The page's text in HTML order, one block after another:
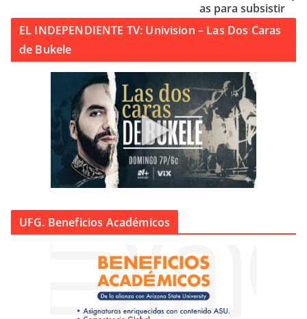
as para subsistir
EL INDEPENDIENTE TV: Univision – Las Dos Caras
de Bukele
UFG. Beneficios Académicos